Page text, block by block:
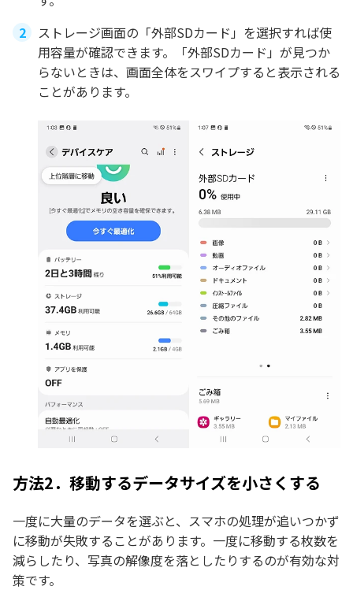
ストレージ画面の「外部SDカード」を選択すれば使
用容量が確認できます。「外部SDカード」が見つか
らないときは、画面全体をスワイプすると表示される
ことがあります。
方法2．移動するデータサイズを小さくする
一度に大量のデータを選ぶと、スマホの処理が追いつかず
に移動が失敗することがあります。一度に移動する枚数を
減らしたり、写真の解像度を落としたりするのが有効な対
策です。